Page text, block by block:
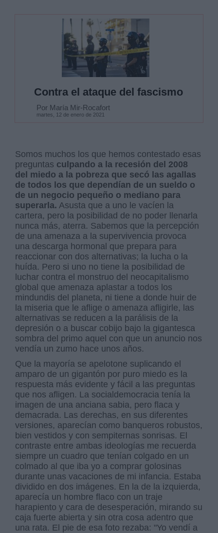
Contra el ataque del fascismo
Por María Mir-Rocafort
martes, 12 de enero de 2021
Somos muchos los que hemos contestado esas
preguntas culpando a la recesión del 2008
del miedo a la pobreza que secó las agallas
de todos los que dependían de un sueldo o
de un negocio pequeño o mediano para
superarla. Asusta que a uno le vacíen la
cartera, pero la posibilidad de no poder llenarla
nunca más, aterra. Sabemos que la percepción
de una amenaza a la supervivencia provoca
una descarga hormonal que prepara para
reaccionar con dos alternativas; la lucha o la
huída. Pero si uno no tiene la posibilidad de
luchar contra el monstruo del neocapitalismo
global que amenaza aplastar a todos los
mindundis del planeta, ni tiene a donde huir de
la miseria que le aflige o amenaza afligirle, las
alternativas se reducen a la parálisis de la
depresión o a buscar cobijo bajo la gigantesca
sombra del primo aquel con que un anuncio nos
vendía un zumo hace unos años.
Que la mayoría se apelotone suplicando el
amparo de un gigantón por puro miedo es la
respuesta más evidente y fácil a las preguntas
que nos afligen. La socialdemocracia tenía la
imagen de una anciana sabia, pero flaca y
demacrada. Las derechas, en sus diferentes
versiones, aparecían como banqueros robustos,
bien vestidos y con sempiternas sonrisas. El
contraste entre ambas ideologías me recuerda
siempre un cuadro que tenían colgado en un
colmado al que iba yo a comprar golosinas
durante unas vacaciones de mi infancia. Estaba
dividido en dos imágenes. En la de la izquierda,
aparecía un hombre flaco con un traje
harapiento y cara de desesperación, mirando su
caja fuerte abierta y sin otra cosa adentro que
una rata. El pie de esa foto rezaba: "Yo vendí a